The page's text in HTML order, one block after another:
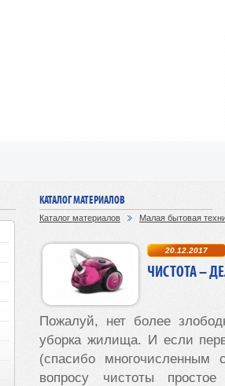
КАТАЛОГ МАТЕРИАЛОВ
Каталог материалов Малая бытовая
20.12.2017
ЧИСТОТА –
Пожалуй, нет более
уборка жилища. И если
(спасибо многочисленным
вопросу чистоты